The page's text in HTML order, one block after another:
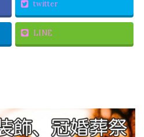
twitter
LINE